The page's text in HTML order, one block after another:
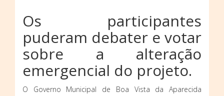
Os participantes
puderam debater e votar
sobre a alteração
emergencial do projeto.
O Governo Municipal de Boa Vista da Aparecida